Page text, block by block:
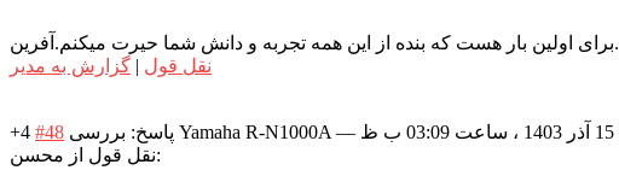
برای اولین بار هست که بنده از این همه تجربه و دانش شما حیرت میکنم.آفرین.
نقل قول | گزارش به مدیر
+4 #48 پاسخ: بررسی Yamaha R-N1000A —
نقل قول از محسن: